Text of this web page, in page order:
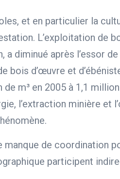
et en particulier la
L’exploitation de
a diminué après l’essor
bois d’œuvre et
m³ en 2005 à 1,1
l’extraction minière et
manque de coordination
participent